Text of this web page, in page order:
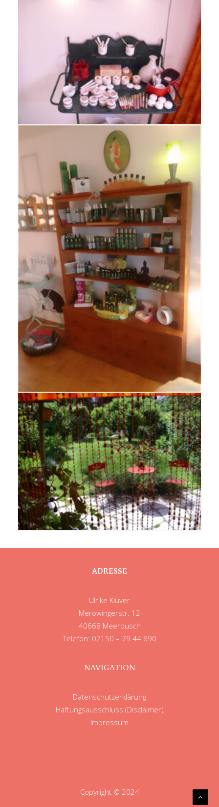
ADRESSE
Ulrike Klüver
Merowingerstr. 12
40668 Meerbusch
Telefon: 02150 – 79 44 890
NAVIGATION
Datenschutzerklärung
Haftungsausschluss (Disclaimer)
Impressum
Copyright © 2024